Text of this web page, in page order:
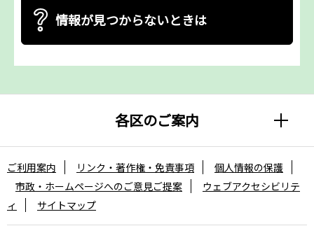
情報が見つからないときは
各区のご案内
ご利用案内 リンク・著作権・免責事項
個人情報の保護
市政・ホームページへのご意見ご提案
ウェブアクセシビリテ
ィ
サイトマップ